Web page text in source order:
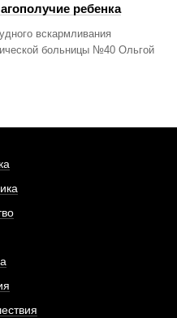
ребенка
вскармливания
больницы №40 Ольгой